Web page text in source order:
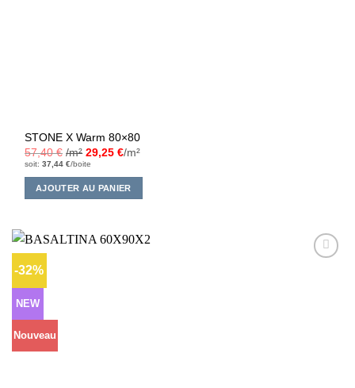
STONE X Warm 80×80
57,40€ /m² 29,25€/m²
soit:37,44€/boite
AJOUTER AU PANIER
-32%
NEW
Nouveau